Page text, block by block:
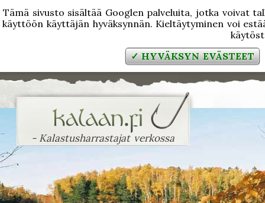
Tämä sivusto sisältää Googlen palveluita, jotka voivat
käyttöön käyttäjän hyväksynnän. Kieltäytyminen voi
✓ HYVÄKSYN EVÄSTEET
- Kalastusharrastajat verkossa